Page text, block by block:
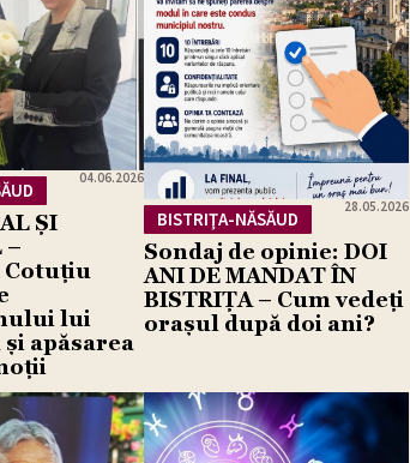
04.06.2026
ȘI
–
Cotuțiu
lui
apăsarea
BISTRIŢA-NĂSĂUD
28.05.2026
Sondaj de opinie: DOI
ANI DE MANDAT ÎN
BISTRIȚA – Cum vedeți
orașul după doi ani?